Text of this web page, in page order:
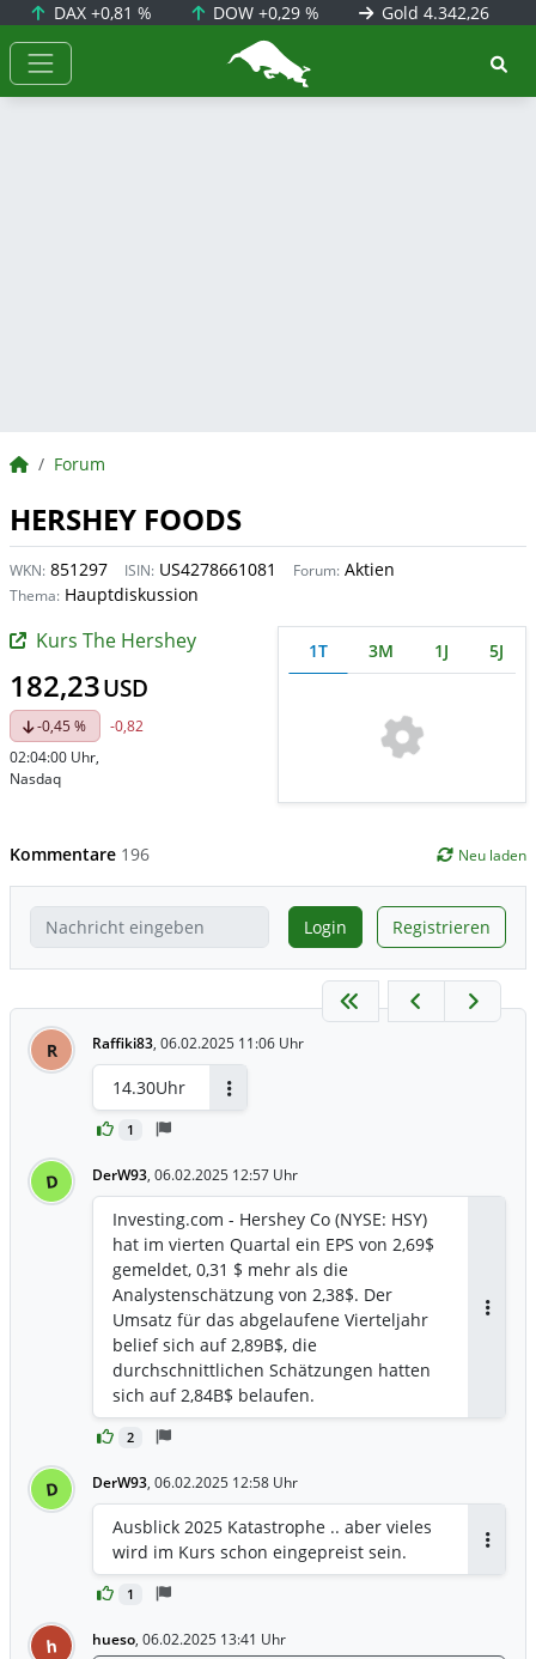
DAX +0,81 % DOW+0,29 % Gold 4.342,26
BörsenNEWS.de
BörsenNEWS.de
Forum
HERSHEY FOODS
WKN: 851297 ISIN: US4278661081 Forum: Aktien
Thema: Hauptdiskussion
Kurs The Hershey
182,23USD
-0,45 %
-0,82
02:04:00 Uhr,
Nasdaq
1T 3M 1J 5J
Kommentare 196 Neu laden
Login Registrieren
R Raffiki83, 06.02.2025 11:06 Uhr
1
14.30Uhr
D DerW93, 06.02.2025 12:57 Uhr
2
Investing.com - Hershey Co (NYSE: HSY)
hat im vierten Quartal ein EPS von 2,69$
gemeldet, 0,31 $ mehr als die
Analystenschätzung von 2,38$. Der
Umsatz für das abgelaufene Vierteljahr
belief sich auf 2,89B$, die
durchschnittlichen Schätzungen hatten
sich auf 2,84B$ belaufen.
D DerW93, 06.02.2025 12:58 Uhr
1
Ausblick 2025 Katastrophe .. aber vieles
wird im Kurs schon eingepreist sein.
h hueso, 06.02.2025 13:41 Uhr